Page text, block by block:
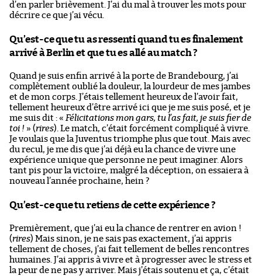
d’en parler brièvement. J’ai du mal à trouver les mots pour
décrire ce que j’ai vécu.
Qu’est-ce que tu as ressenti quand tu es finalement
arrivé à Berlin et que tu es allé au match ?
Quand je suis enfin arrivé à la porte de Brandebourg, j’ai
complètement oublié la douleur, la lourdeur de mes jambes
et de mon corps. J’étais tellement heureux de l’avoir fait,
tellement heureux d’être arrivé ici que je me suis posé, et je
me suis dit : « Félicitations mon gars, tu l’as fait, je suis fier de
toi ! » (rires). Le match, c’était forcément compliqué à vivre.
Je voulais que la Juventus triomphe plus que tout. Mais avec
du recul, je me dis que j’ai déjà eu la chance de vivre une
expérience unique que personne ne peut imaginer. Alors
tant pis pour la victoire, malgré la déception, on essaiera à
nouveau l’année prochaine, hein ?
Qu’est-ce que tu retiens de cette expérience ?
Premièrement, que j’ai eu la chance de rentrer en avion !
(rires) Mais sinon, je ne sais pas exactement, j’ai appris
tellement de choses, j’ai fait tellement de belles rencontres
humaines. J’ai appris à vivre et à progresser avec le stress et
la peur de ne pas y arriver. Mais j’étais soutenu et ça, c’était